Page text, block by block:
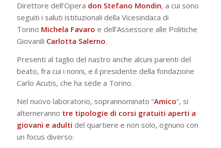
Direttore dell’Opera don Stefano Mondin, a cui sono
seguiti i saluti istituzionali della Vicesindaca di
Torino Michela Favaro e dell’Assessore alle Politiche
Giovanili Carlotta Salerno.
Presenti al taglio del nastro anche alcuni parenti del
beato, fra cui i nonni, e il presidente della fondazione
Carlo Acutis, che ha sede a Torino.
Nel nuovo laboratorio, soprannominato “Amico“, si
alterneranno tre tipologie di corsi gratuiti aperti a
giovani e adulti del quartiere e non solo, ognuno con
un focus diverso: